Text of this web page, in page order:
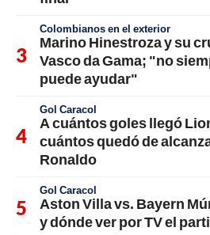
Colombianos en el exterior
Marino Hinestroza y su
Vasco da Gama; "no
puede ayudar"
Gol Caracol
A cuántos goles llegó
cuántos quedó de
Ronaldo
Gol Caracol
Aston Villa vs. Bayern
y dónde ver por TV el